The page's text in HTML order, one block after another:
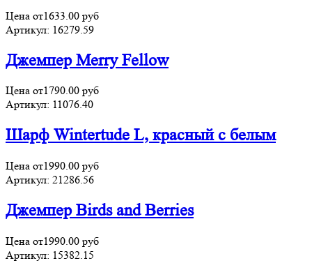
Цена от1633.00 руб
Артикул: 16279.59
Джемпер Merry Fellow
Цена от1790.00 руб
Артикул: 11076.40
Шарф Wintertude L, красный с белым
Цена от1990.00 руб
Артикул: 21286.56
Джемпер Birds and Berries
Цена от1990.00 руб
Артикул: 15382.15